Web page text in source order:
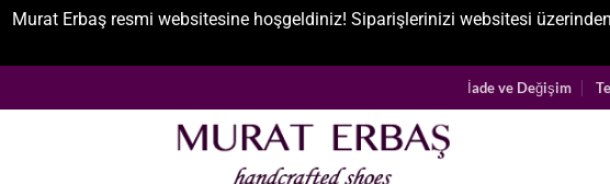
Murat Erbaş resmi websitesine hoşgeldiniz! Siparişlerinizi websitesi
atla
İade ve Değişim